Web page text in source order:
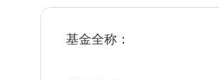
基金全称：